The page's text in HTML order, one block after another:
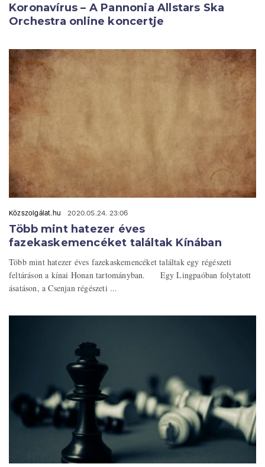
Koronavírus – A Pannonia Allstars Ska
Orchestra online koncertje
Közszolgálat.hu 2020.05.24. 23:06
Több mint hatezer éves
fazekaskemencéket találtak Kínában
Több mint hatezer éves fazekaskemencéket találtak egy régészeti
feltáráson a kínai Honan tartományban. Egy Lingpaóban folytatott
ásatáson, a Csenjan régészeti ...